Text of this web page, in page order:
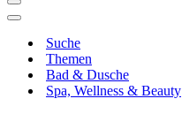
Navigationsmenü
Navigationsmenü
Suche
Themen
Bad & Dusche
Spa, Wellness & Beauty